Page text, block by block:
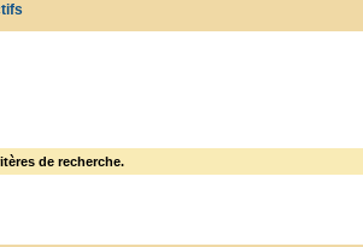
de recherche.